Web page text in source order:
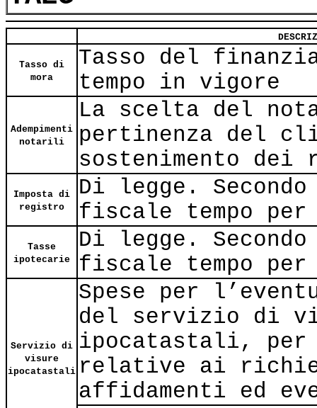
Tasso di
mora
Tasso del
tempo in vigore
Adempimenti
notarili
La scelta del
pertinenza del
sostenimento
Imposta di
registro
Di legge.
fiscale tempo per
Tasse
ipotecarie
Di legge.
fiscale tempo per
Servizio di
visure
ipocatastali
Spese per
del servizio di
ipocatastali, per
relative ai
affidamenti ed